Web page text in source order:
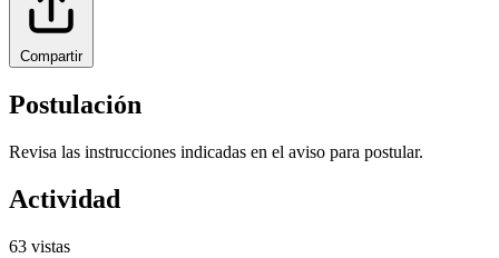
Compartir
Postulación
Revisa las instrucciones indicadas en el aviso para postular.
Actividad
63 vistas